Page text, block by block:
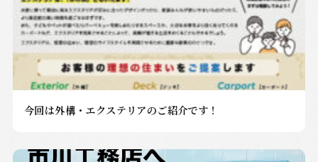
今回は外構・エクステリアのご紹介です！